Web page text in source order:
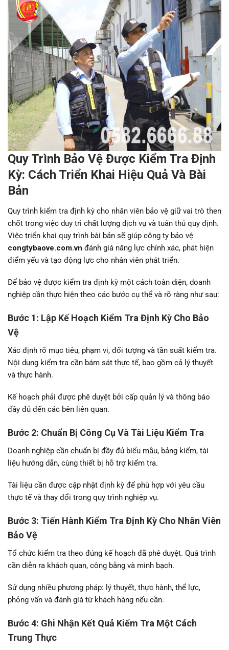
Quy Trình Bảo Vệ Được Kiểm Tra Định
Kỳ: Cách Triển Khai Hiệu Quả Và Bài
Bản
Quy trình kiểm tra định kỳ cho nhân viên bảo vệ giữ vai trò then
chốt trong việc duy trì chất lượng dịch vụ và tuân thủ quy định.
Việc triển khai quy trình bài bản sẽ giúp công ty bảo vệ
congtybaove.com.vn đánh giá năng lực chính xác, phát hiện
điểm yếu và tạo động lực cho nhân viên phát triển.
Để bảo vệ được kiểm tra định kỳ một cách toàn diện, doanh
nghiệp cần thực hiện theo các bước cụ thể và rõ ràng như sau:
Bước 1: Lập Kế Hoạch Kiểm Tra Định Kỳ Cho Bảo
Vệ
Xác định rõ mục tiêu, phạm vi, đối tượng và tần suất kiểm tra.
Nội dung kiểm tra cần bám sát thực tế, bao gồm cả lý thuyết
và thực hành.
Kế hoạch phải được phê duyệt bởi cấp quản lý và thông báo
đầy đủ đến các bên liên quan.
Bước 2: Chuẩn Bị Công Cụ Và Tài Liệu Kiểm Tra
Doanh nghiệp cần chuẩn bị đầy đủ biểu mẫu, bảng kiểm, tài
liệu hướng dẫn, cùng thiết bị hỗ trợ kiểm tra.
Tài liệu cần được cập nhật định kỳ để phù hợp với yêu cầu
thực tế và thay đổi trong quy trình nghiệp vụ.
Bước 3: Tiến Hành Kiểm Tra Định Kỳ Cho Nhân Viên
Bảo Vệ
Tổ chức kiểm tra theo đúng kế hoạch đã phê duyệt. Quá trình
cần diễn ra khách quan, công bằng và minh bạch.
Sử dụng nhiều phương pháp: lý thuyết, thực hành, thể lực,
phỏng vấn và đánh giá từ khách hàng nếu cần.
Bước 4: Ghi Nhận Kết Quả Kiểm Tra Một Cách
Trung Thực